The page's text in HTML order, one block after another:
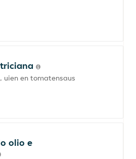
uien en tomatensaus
olio e